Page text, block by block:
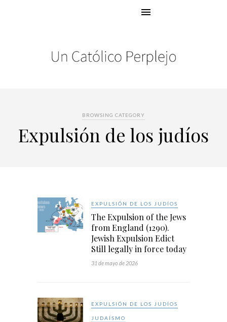
BROWSING CATEGORY
Expulsión de los judíos
EXPULSIÓN DE LOS JUDÍOS
The Expulsion of the Jews
from England (1290).
Jewish Expulsion Edict
Still legally in force today
31 de mayo de 2026
EXPULSIÓN DE LOS JUDÍOS
JUDAÍSMO